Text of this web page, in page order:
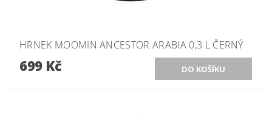
HRNEK MOOMIN ANCESTOR ARABIA 0,3 L ČERNÝ
699 Kč